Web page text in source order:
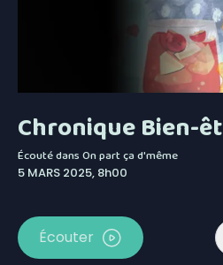
Chronique Bien-
Écouté dansOn part ça d'même
5 MARS 2025, 8h00
Écouter